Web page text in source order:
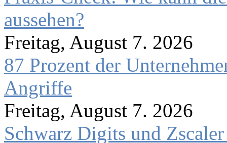
aussehen?
Freitag, August 7. 2026
87 Prozent der
Angriffe
Freitag, August 7. 2026
Schwarz Digits und